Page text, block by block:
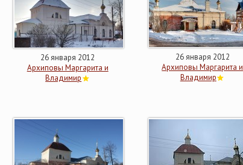
26 января 2012
Архиповы Маргарита и
Владимир
26 января 2012
Архиповы Маргарита и
Владимир